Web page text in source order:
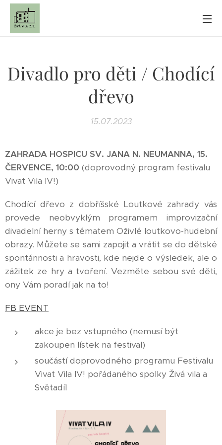
Divadlo pro děti / Chodící
dřevo
15.07.2023
ZAHRADA HOSPICU SV. JANA N. NEUMANNA, 15.
ČERVENCE, 10:00 (doprovodný program festivalu
Vivat Vila IV!)
Chodící dřevo z dobříšské Loutkové zahrady vás
provede neobvyklým programem improvizační
divadelní herny s tématem Oživlé loutkovo-hudební
obrazy. Můžete se sami zapojit a vrátit se do dětské
spontánnosti a hravosti, kde nejde o výsledek, ale o
zážitek ze hry a tvoření. Vezměte sebou své děti,
ony Vám poradí jak na to!
FB EVENT
akce je bez vstupného (nemusí být
zakoupen lístek na festival)
součástí doprovodného programu Festivalu
Vivat Vila IV! pořádaného spolky Živá vila a
Světadíl